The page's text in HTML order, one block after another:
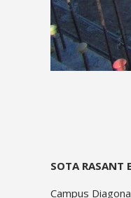
proyecto
SOTA RASANT
Campus